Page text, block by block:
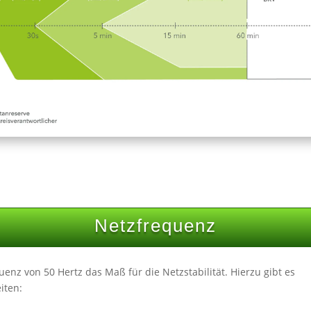
Netzfrequenz
von 50 Hertz das Maß für die Netzstabilität. Hierzu gibt es